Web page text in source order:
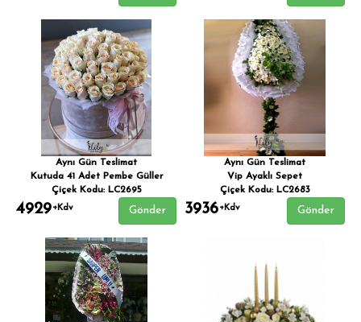
Aynı Gün Teslimat
Kutuda 41 Adet Pembe Güller
Çiçek Kodu: LC2695
4929+Kdv Gönder
Aynı Gün Teslimat
Vip Ayaklı Sepet
Çiçek Kodu: LC2683
3936+Kdv Gönder